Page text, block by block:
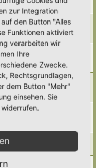
21:48
08:54
Archiv
2026, 05:12
09.02.2026
2025
07:02
Pflanzendatenbank
zur Integration
den Button "Alles
Funktionen aktiviert
verarbeiten wir
Ihre
Zwecke.
Rechtsgrundlagen,
dem Button "Mehr"
einsehen. Sie